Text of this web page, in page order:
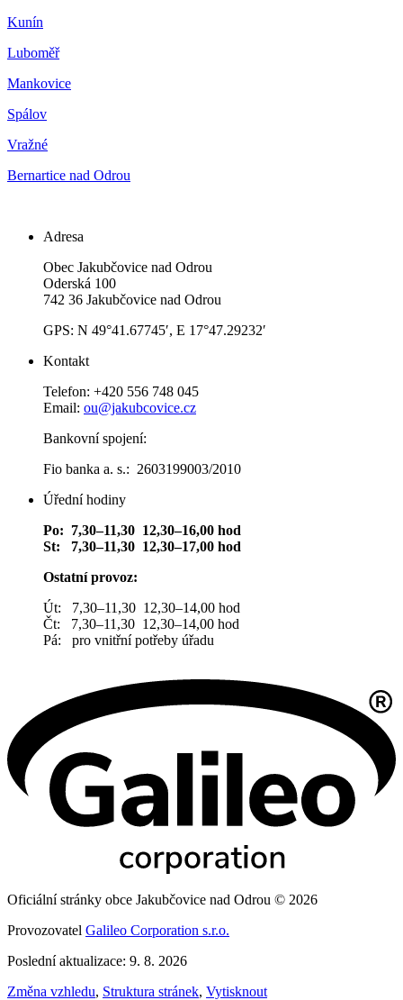
Kunín
Luboměř
Mankovice
Spálov
Vražné
Bernartice nad Odrou
Adresa
Obec Jakubčovice nad Odrou
Oderská 100
742 36 Jakubčovice nad Odrou
GPS: N 49°41.67745′, E 17°47.29232′
Kontakt
Telefon: +420 556 748 045
Email: ou@jakubcovice.cz
Bankovní spojení:
Fio banka a. s.: 2603199003/2010
Úřední hodiny
Po: 7,30–11,30 12,30–16,00 hod
St: 7,30–11,30 12,30–17,00 hod
Ostatní provoz:
Út: 7,30–11,30 12,30–14,00 hod
Čt: 7,30–11,30 12,30–14,00 hod
Pá: pro vnitřní potřeby úřadu
Oficiální stránky obce Jakubčovice nad Odrou © 2026
Provozovatel Galileo Corporation s.r.o.
Poslední aktualizace: 9. 8. 2026
Změna vzhledu, Struktura stránek, Vytisknout